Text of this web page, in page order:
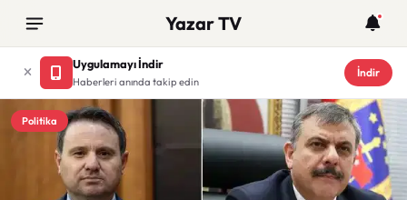
Yazar TV
Uygulamayı İndir
Haberleri anında takip edin
İndir
Politika